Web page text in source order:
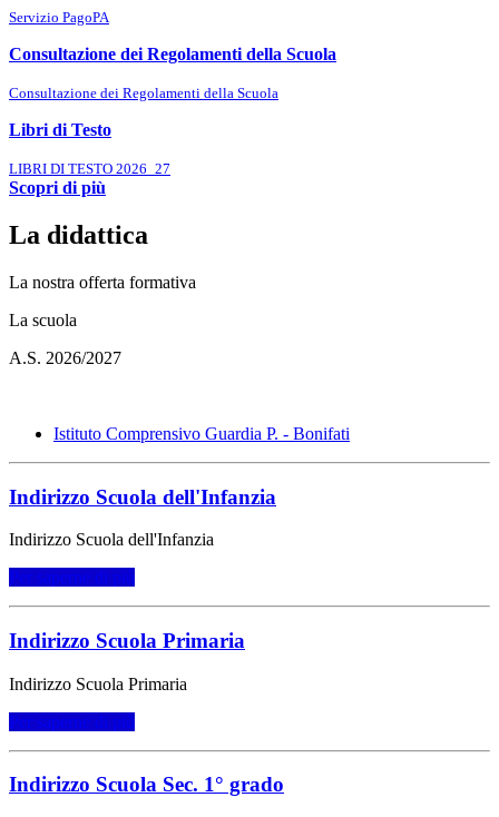
Servizio PagoPA
Consultazione dei Regolamenti della Scuola
Consultazione dei Regolamenti della Scuola
Libri di Testo
LIBRI DI TESTO 2026_27
Scopri di più
La didattica
La nostra offerta formativa
La scuola
A.S. 2026/2027
Istituto Comprensivo Guardia P. - Bonifati
Indirizzo Scuola dell'Infanzia
Indirizzo Scuola dell'Infanzia
Per saperne di più
Indirizzo Scuola Primaria
Indirizzo Scuola Primaria
Per saperne di più
Indirizzo Scuola Sec. 1° grado